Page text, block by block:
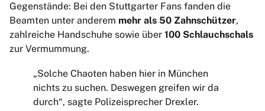
Gegenstände: Bei den Stuttgarter Fans fanden die
Beamten unter anderem mehr als 50 Zahnschützer,
zahlreiche Handschuhe sowie über 100 Schlauchschals
zur Vermummung.
„Solche Chaoten haben hier in München
nichts zu suchen. Deswegen greifen wir da
durch“, sagte Polizeisprecher Drexler.